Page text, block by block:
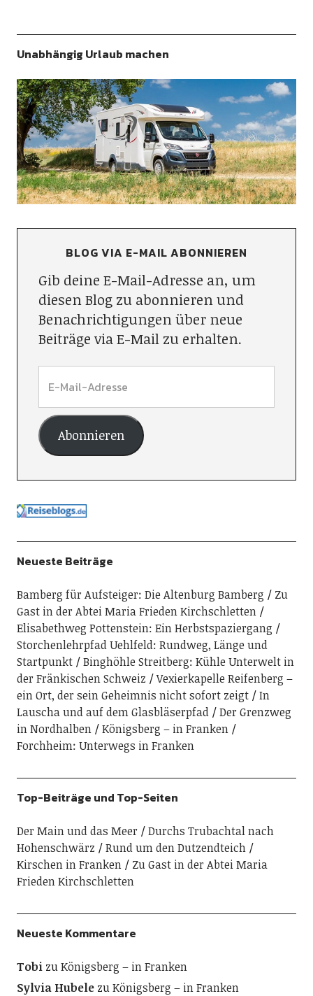
Unabhängig Urlaub machen
BLOG VIA E-MAIL ABONNIEREN
Gib deine E-Mail-Adresse an, um
diesen Blog zu abonnieren und
Benachrichtigungen über neue
Beiträge via E-Mail zu erhalten.
Abonnieren
Neueste Beiträge
Bamberg für Aufsteiger: Die Altenburg Bamberg
Zu
Gast in der Abtei Maria Frieden Kirchschletten
Elisabethweg Pottenstein: Ein Herbstspaziergang
Storchenlehrpfad Uehlfeld: Rundweg, Länge und
Startpunkt
Binghöhle Streitberg: Kühle Unterwelt in
der Fränkischen Schweiz
Vexierkapelle Reifenberg –
ein Ort, der sein Geheimnis nicht sofort zeigt
In
Lauscha und auf dem Glasbläserpfad
Der Grenzweg
in Nordhalben
Königsberg – in Franken
Forchheim: Unterwegs in Franken
Top-Beiträge und Top-Seiten
Der Main und das Meer
Durchs Trubachtal nach
Hohenschwärz
Rund um den Dutzendteich
Kirschen in Franken
Zu Gast in der Abtei Maria
Frieden Kirchschletten
Neueste Kommentare
TobizuKönigsberg – in Franken
Sylvia HubelezuKönigsberg – in Franken